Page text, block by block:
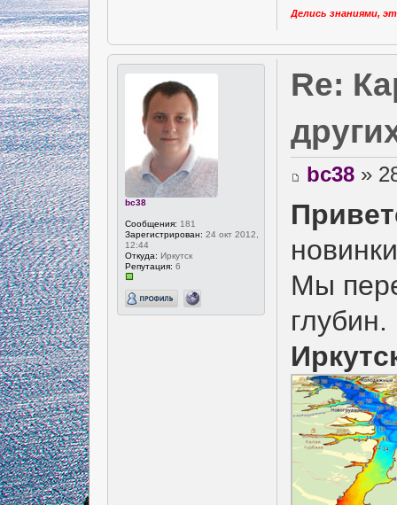
Делись знаниями,
bc38
Сообщения: 181
Зарегистрирован: 24 окт 2012,
12:44
Откуда: Иркутск
Репутация: 6
Re:
bc38 »
Мы
глубин.